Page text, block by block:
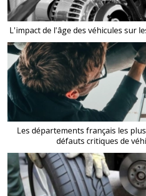
L'impact de l'âge des véhicules sur
Les départements français les
défauts critiques de